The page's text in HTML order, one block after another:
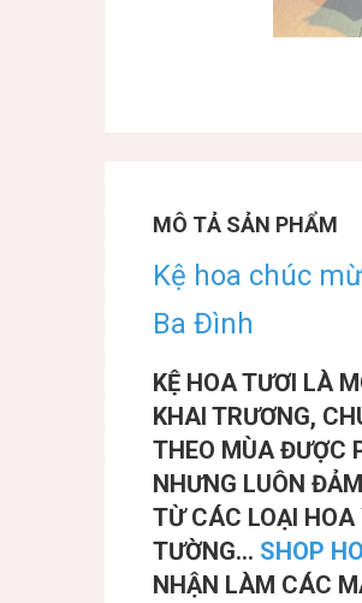
MÔ TẢ SẢN PHẨM
Kệ hoa chúc
Ba Đình
KỆ HOA TƯƠI LÀ
KHAI TRƯƠNG,
THEO MÙA ĐƯỢC
NHƯNG LUÔN
TỪ CÁC LOẠI
TƯỜNG... SHOP
NHẬN LÀM CÁC